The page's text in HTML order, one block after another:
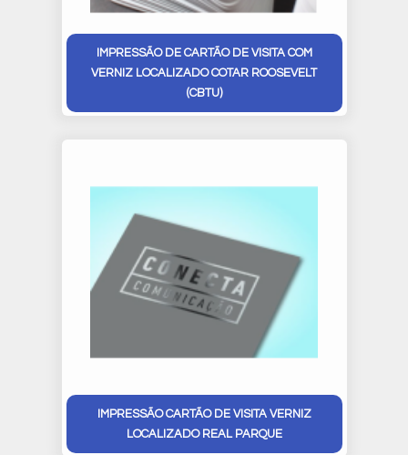
IMPRESSÃO DE CARTÃO DE VISITA COM
VERNIZ LOCALIZADO COTAR ROOSEVELT
(CBTU)
IMPRESSÃO CARTÃO DE VISITA VERNIZ
LOCALIZADO REAL PARQUE